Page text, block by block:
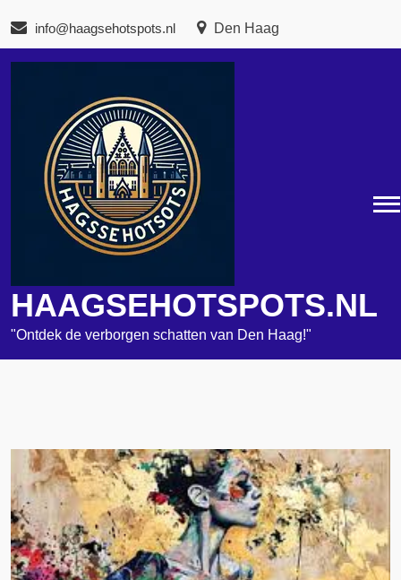
de
inhoud
info@haagsehotspots.nl Den Haag
HAAGSEHOTSPOTS.NL
"Ontdek de verborgen schatten van Den Haag!"